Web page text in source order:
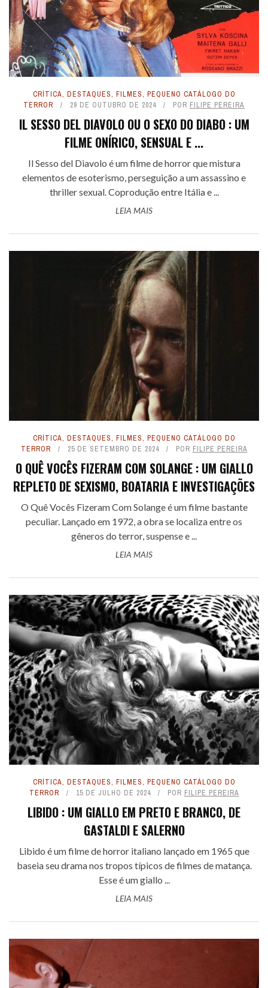
CRÍTICA, DESTAQUES, FILMES, PEQUENO CATÁLOGO DO
TERROR
29 DE OUTUBRO DE 2024 POR FILIPE PEREIRA
IL SESSO DEL DIAVOLO OU O SEXO DO DIABO : UM
FILME ONÍRICO, SENSUAL E ...
Il Sesso del Diavolo é um filme de horror que mistura
elementos de esoterismo, perseguição a um assassino e
thriller sexual. Coprodução entre Itália e ...
LEIA MAIS
CRÍTICA, DESTAQUES, FILMES, PEQUENO CATÁLOGO DO
TERROR
25 DE SETEMBRO DE 2024 POR FILIPE PEREIRA
O QUÊ VOCÊS FIZERAM COM SOLANGE : UM GIALLO
REPLETO DE SEXISMO, BOATARIA E INVESTIGAÇÕES
O Quê Vocês Fizeram Com Solange é um filme bastante
peculiar. Lançado em 1972, a obra se localiza entre os
gêneros do terror, suspense e ...
LEIA MAIS
CRÍTICA, DESTAQUES, FILMES, PEQUENO CATÁLOGO DO
TERROR
15 DE JULHO DE 2024 POR FILIPE PEREIRA
LIBIDO : UM GIALLO EM PRETO E BRANCO, DE
GASTALDI E SALERNO
Libido é um filme de horror italiano lançado em 1965 que
baseia seu drama nos tropos típicos de filmes de matança.
Esse é um giallo ...
LEIA MAIS